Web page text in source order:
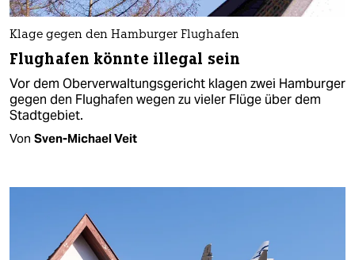
Klage gegen den Hamburger Flughafen
Flughafen könnte illegal sein
Vor dem Oberverwaltungsgericht klagen zwei Hamburger
gegen den Flughafen wegen zu vieler Flüge über dem
Stadtgebiet.
Von Sven-Michael Veit